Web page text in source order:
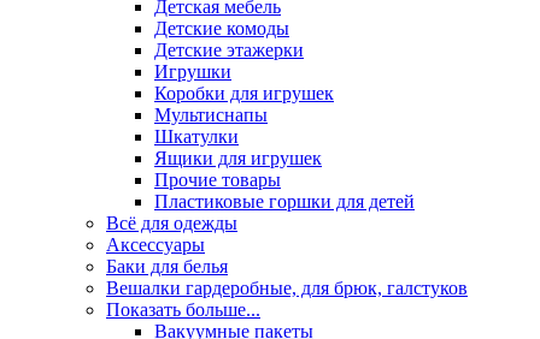
Детская мебель
Детские комоды
Детские этажерки
Игрушки
Коробки для игрушек
Мультиснапы
Шкатулки
Ящики для игрушек
Прочие товары
Пластиковые горшки для детей
Всё для одежды
Аксессуары
Баки для белья
Вешалки гардеробные, для брюк, галстуков
Показать больше...
Вакуумные пакеты